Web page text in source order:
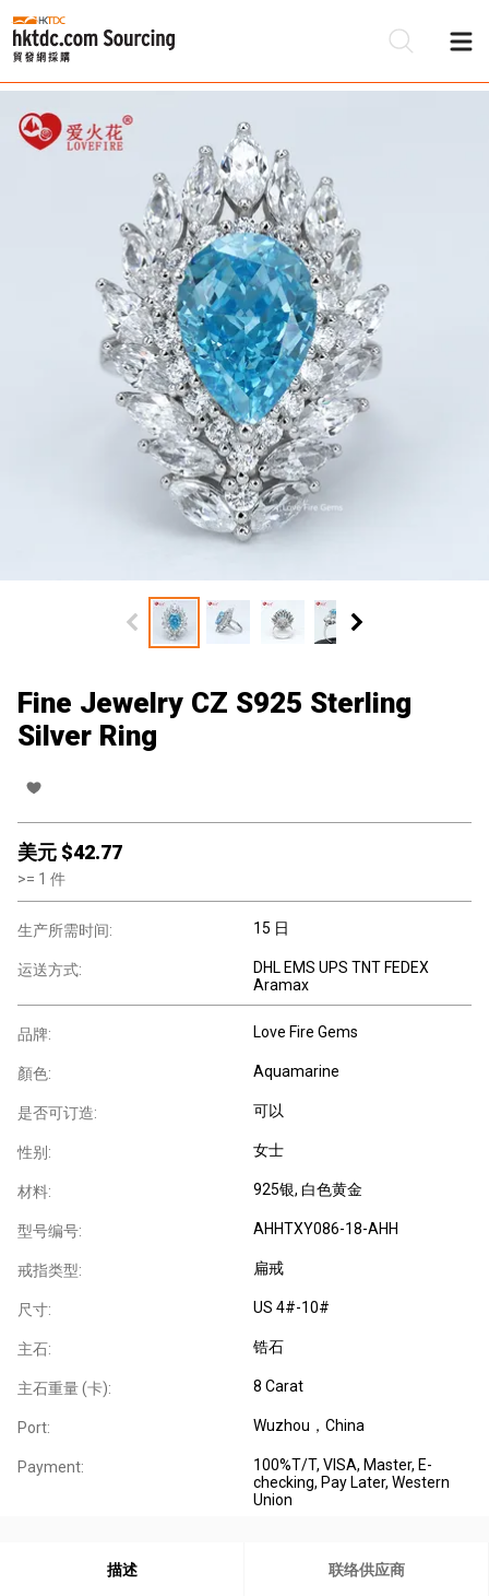
Fine Jewelry CZ S925 Sterling
Silver Ring
美元 $42.77
>= 1 件
生产所需时间: 15 日
运送方式:
DHL EMS UPS TNT FEDEX
Aramax
品牌: Love Fire Gems
顏色: Aquamarine
是否可订造: 可以
性别: 女士
材料: 925银, 白色黄金
型号编号: AHHTXY086-18-AHH
戒指类型: 扁戒
尺寸: US 4#-10#
主石: 锆石
主石重量 (卡): 8 Carat
Port: Wuzhou，China
Payment:
100%T/T, VISA, Master, E-
checking, Pay Later, Western
Union
描述 联络供应商